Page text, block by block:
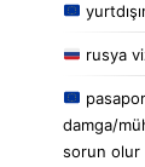
rusya
damga/
sorun olur